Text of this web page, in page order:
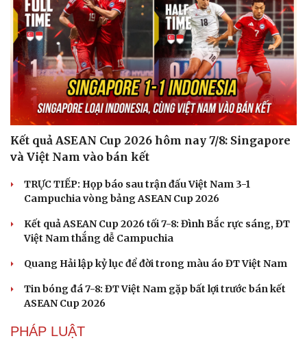
Doanh nghiệp
Doanh nghiệp 24h
Vì cộng đồng
Công nghệ
Tin Công nghệ
Chuyển đổi số
Kết quả ASEAN Cup 2026 hôm nay 7/8: Singapore
và Việt Nam vào bán kết
TRỰC TIẾP: Họp báo sau trận đấu Việt Nam 3-1
Campuchia vòng bảng ASEAN Cup 2026
Kết quả ASEAN Cup 2026 tối 7-8: Đình Bắc rực sáng, ĐT
Việt Nam thắng dễ Campuchia
Quang Hải lập kỷ lục để đời trong màu áo ĐT Việt Nam
Tin bóng đá 7-8: ĐT Việt Nam gặp bất lợi trước bán kết
ASEAN Cup 2026
PHÁP LUẬT